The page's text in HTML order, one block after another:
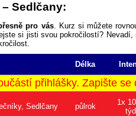
Sedlčany:
pro vás. Kurz si můžete
si jisti svou pokročilostí?
Délka
přihlášky. Zapište se
Sedlčany půlrok
1x